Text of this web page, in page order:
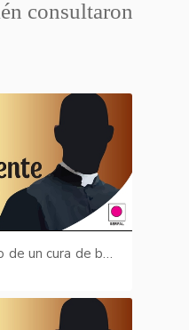
consultaron
El padre Vicente, diario de un cura de barrio: carta a los maridos I